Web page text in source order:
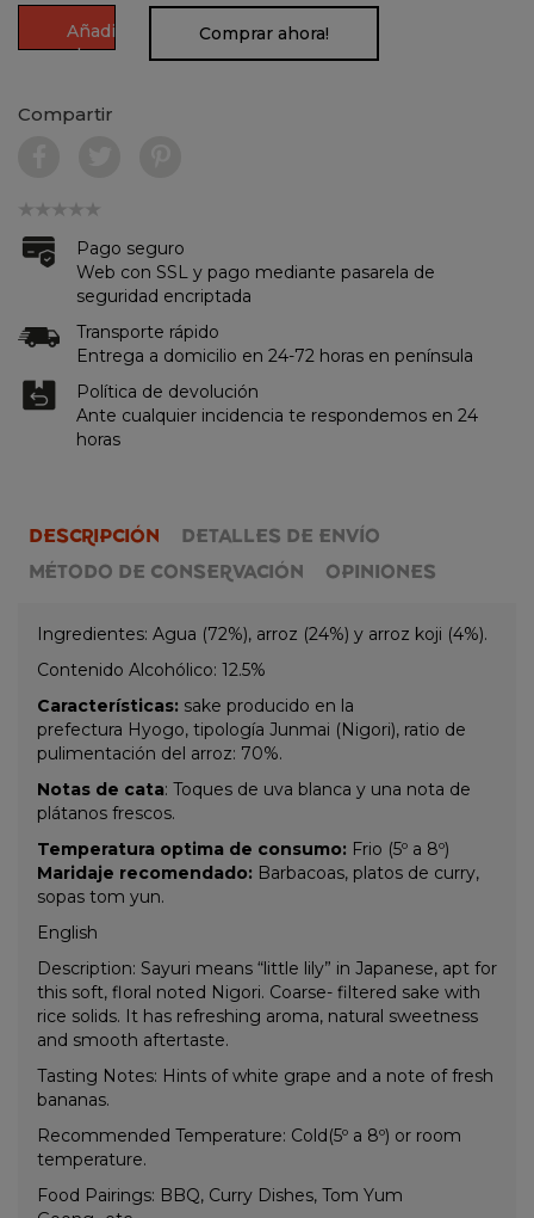
Añadir
al
Comprar ahora!
Compartir
Pago seguro
Web con SSL y pago mediante pasarela de
seguridad encriptada
Transporte rápido
Entrega a domicilio en 24-72 horas en península
Política de devolución
Ante cualquier incidencia te respondemos en 24
horas
DESCRIPCIÓN
DETALLES DE ENVÍO
MÉTODO DE CONSERVACIÓN
OPINIONES
Ingredientes: Agua (72%), arroz (24%) y arroz koji (4%).
Contenido Alcohólico: 12.5%
Características: sake producido en la
prefectura Hyogo, tipología Junmai (Nigori), ratio de
pulimentación del arroz: 70%.
Notas de cata: Toques de uva blanca y una nota de
plátanos frescos.
Temperatura optima de consumo: Frio (5º a 8º)
Maridaje recomendado: Barbacoas, platos de curry,
sopas tom yun.
English
Description: Sayuri means “little lily” in Japanese, apt for
this soft, floral noted Nigori. Coarse- filtered sake with
rice solids. It has refreshing aroma, natural sweetness
and smooth aftertaste.
Tasting Notes: Hints of white grape and a note of fresh
bananas.
Recommended Temperature: Cold(5º a 8º) or room
temperature.
Food Pairings: BBQ, Curry Dishes, Tom Yum